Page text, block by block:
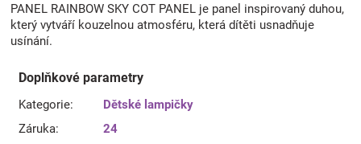
PANEL RAINBOW SKY COT PANEL je panel inspirovaný duhou,
který vytváří kouzelnou atmosféru, která dítěti usnadňuje
usínání.
Doplňkové parametry
Kategorie:
Dětské lampičky
Záruka:
24